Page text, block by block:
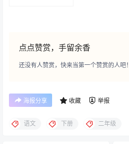
点点赞赏，手留余香
还没有人赞赏，快来当第一个赞赏的人吧！
海报分享 收藏 举报
语文 下册 二年级